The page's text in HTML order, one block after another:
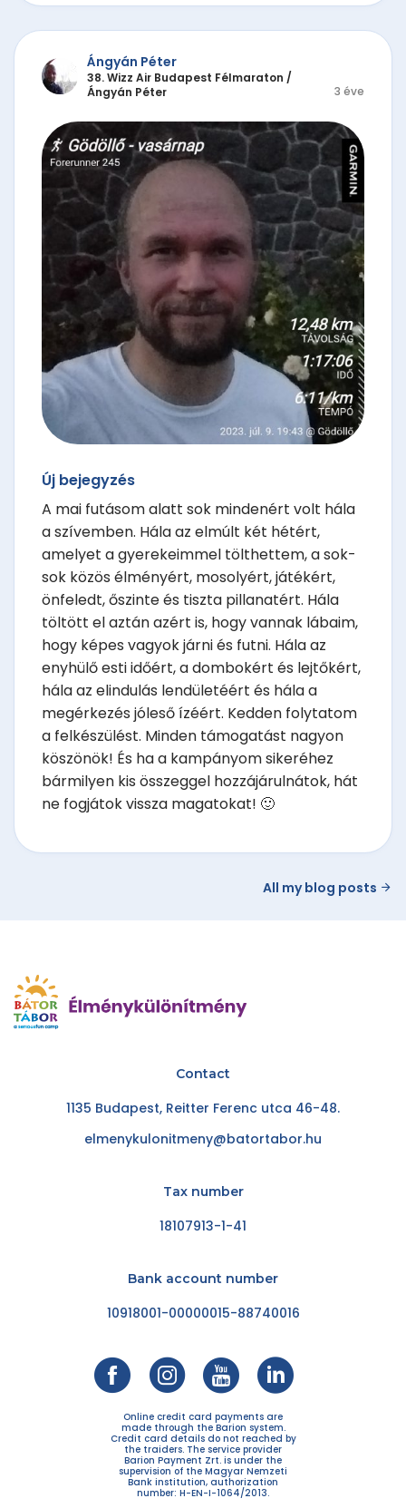
Ángyán Péter
38. Wizz Air Budapest Félmaraton /
Ángyán Péter
3 éve
Új bejegyzés
A mai futásom alatt sok mindenért volt hála
a szívemben. Hála az elmúlt két hétért,
amelyet a gyerekeimmel tölthettem, a sok-
sok közös élményért, mosolyért, játékért,
önfeledt, őszinte és tiszta pillanatért. Hála
töltött el aztán azért is, hogy vannak lábaim,
hogy képes vagyok járni és futni. Hála az
enyhülő esti időért, a dombokért és lejtőkért,
hála az elindulás lendületéért és hála a
megérkezés jóleső ízéért. Kedden folytatom
a felkészülést. Minden támogatást nagyon
köszönök! És ha a kampányom sikeréhez
bármilyen kis összeggel hozzájárulnátok, hát
ne fogjátok vissza magatokat! 🙂
All my blog posts
Contact
1135 Budapest, Reitter Ferenc utca 46-48.
elmenykulonitmeny@batortabor.hu
Tax number
18107913-1-41
Bank account number
10918001-00000015-88740016
Online credit card payments are
made through the Barion system.
Credit card details do not reached by
the traiders. The service provider
Barion Payment Zrt. is under the
supervision of the Magyar Nemzeti
Bank institution, authorization
number: H-EN-I-1064/2013.